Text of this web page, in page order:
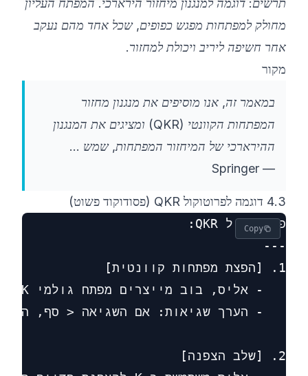
תרשים: דוגמה למנגנון מיחזור הירארכי. המפתח העליון
מחולק למפתחות מפגש כפופים, שכל אחד מהם נעקב
אחר חשיפה ליריב ויכולת למחזור.
מקור
במאמר זה, אנו מוסיפים את מנגנון מחזור
המפתחות הקוונטי (QKR) ומציגים את המנגנון
ההירארכי של המיחזור המפתחות, שמש ...
—
Springer
4.3 דוגמה לפרוטוקול QKR (פסודוקוד פשוט)
Copy